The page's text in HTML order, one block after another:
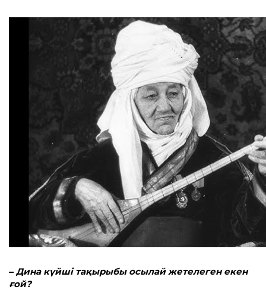
– Дина күйші тақырыбы осылай жетелеген екен
ғой?